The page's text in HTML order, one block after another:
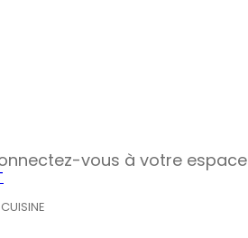
vous à votre espace